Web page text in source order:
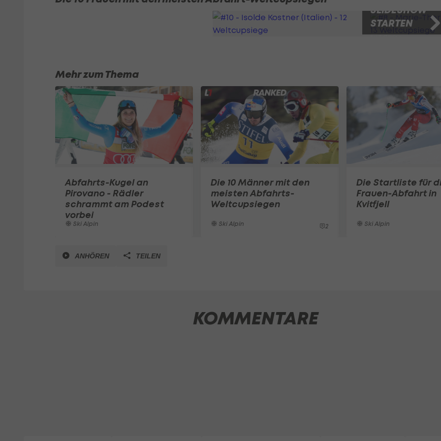
SLIDESHOW
STARTEN
3 Bilder
Mehr zum Thema
Abfahrts-Kugel an
Pirovano - Rädler
schrammt am Podest
vorbei
Ski Alpin
Die 10 Männer mit den
meisten Abfahrts-
Weltcupsiegen
Ski Alpin 2
Die Startliste für
Frauen-Abfahrt in
Kvitfjell
Ski Alpin
ANHÖREN TEILEN
KOMMENTARE